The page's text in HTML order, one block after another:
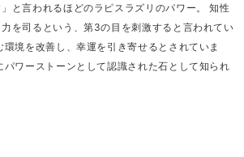
」と言われるほどのラピスラズリのパワー。 知性
を司るという、第3の目を刺激すると言われてい
境を改善し、幸運を引き寄せるとされていま
ワーストーンとして認識された石として知られ